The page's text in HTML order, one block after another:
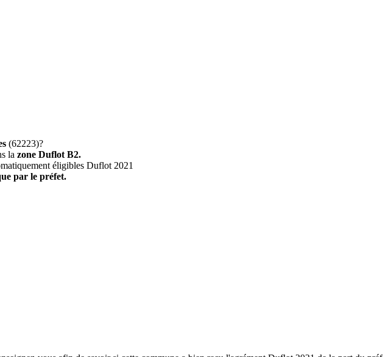
(62223)?
la zone Duflot B2.
éligibles Duflot 2021
par le préfet.